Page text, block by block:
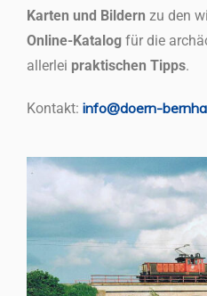
Karten und Bildern zu den
Online-Katalog für die
allerlei praktischen Tipps.
Kontakt: info@doern-